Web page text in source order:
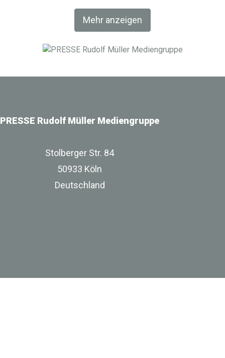
Mehr anzeigen
Fachverlag RM Rudolf Müller Medien und mit der BIM
World MUNICH eine Netzwerkplattform für Akteure der
PRESSE Rudolf Müller Mediengruppe
Stolberger Str. 84
50933 Köln
Deutschland